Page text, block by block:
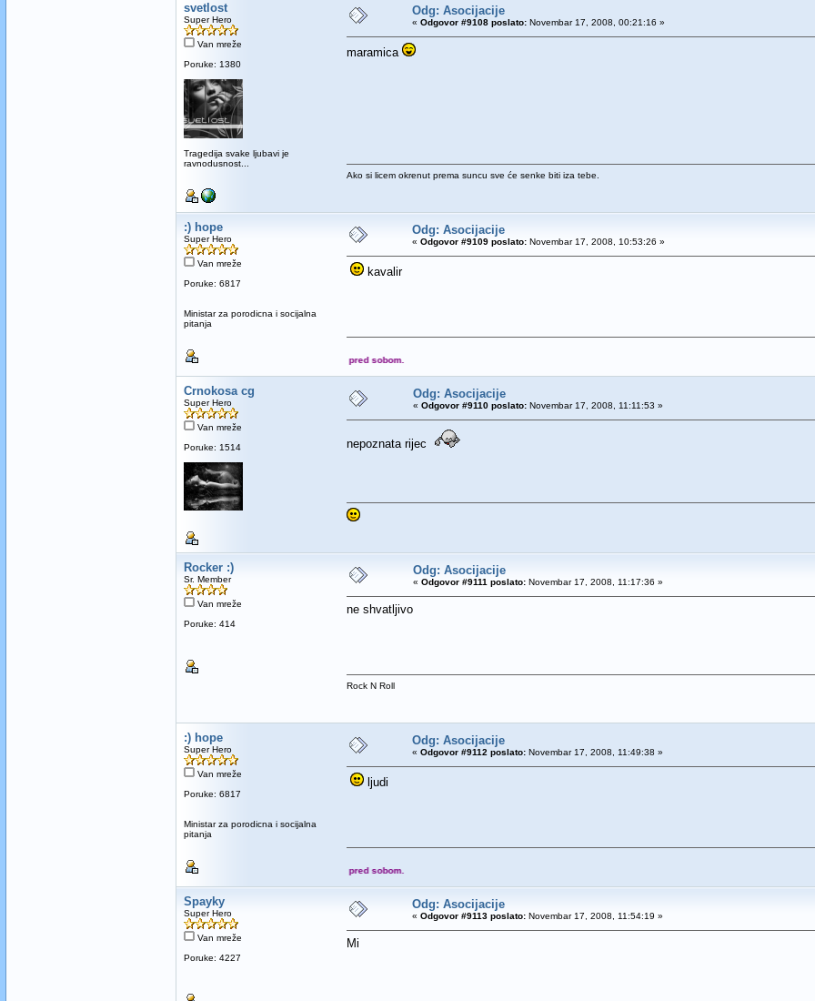
svetlost
Super Hero
Van mreže
Poruke: 1380
Tragedija svake ljubavi je
ravnodusnost...
Odg: Asocijacije
« Odgovor #9108 poslato:Novembar 17, 2008, 00:21:16 »
maramica
Ako si licem okrenut prema suncu sve će senke biti iza tebe.
:) hope
Super Hero
Van mreže
Poruke: 6817
Ministar za porodicna i socijalna
pitanja
Odg: Asocijacije
« Odgovor #9109 poslato:Novembar 17, 2008, 10:53:26 »
kavalir
Ono što vidiš to imaš pred sobom.
Crnokosa cg
Super Hero
Van mreže
Poruke: 1514
Odg: Asocijacije
« Odgovor #9110 poslato:Novembar 17, 2008, 11:11:53 »
nepoznata rijec
Rocker :)
Sr. Member
Van mreže
Poruke: 414
Odg: Asocijacije
« Odgovor #9111 poslato:Novembar 17, 2008, 11:17:36 »
ne shvatljivo
Rock N Roll
:) hope
Super Hero
Van mreže
Poruke: 6817
Ministar za porodicna i socijalna
pitanja
Odg: Asocijacije
« Odgovor #9112 poslato:Novembar 17, 2008, 11:49:38 »
ljudi
Ono što vidiš to imaš pred sobom.
Spayky
Super Hero
Van mreže
Poruke: 4227
Odg: Asocijacije
« Odgovor #9113 poslato:Novembar 17, 2008, 11:54:19 »
Mi